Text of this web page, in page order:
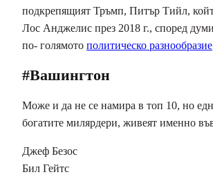
подкрепящият Тръмп, Питър Тийл,
Лос Анджелис през 2018 г., според
по- голямото политическо разнообразие
#Вашингтон
Може и да не се намира в топ 10, но
богатите милярдери, живеят именно
Джеф Безос
Бил Гейтс